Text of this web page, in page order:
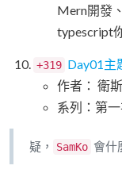
Mern開發
typescript
+319 Day01主
作者： 衛
系列：第
疑， SamKo 會什